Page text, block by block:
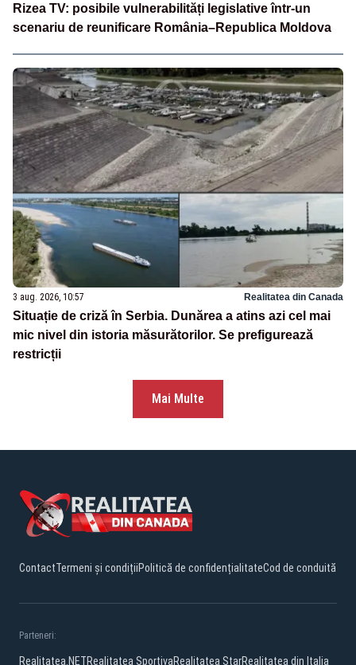
Rizea TV: posibile vulnerabilități legislative într-un
scenariu de reunificare România–Republica Moldova
3 aug. 2026, 10:57 Realitatea din Canada
Situație de criză în Serbia. Dunărea a atins azi cel mai
mic nivel din istoria măsurătorilor. Se prefigurează
restricții
Mai Multe
ContactTermeni și condițiiPolitică de confidențialitateCod de conduită
Parteneri:
Realitatea.NETRealitatea SportivaRealitatea StarRealitatea din Italia